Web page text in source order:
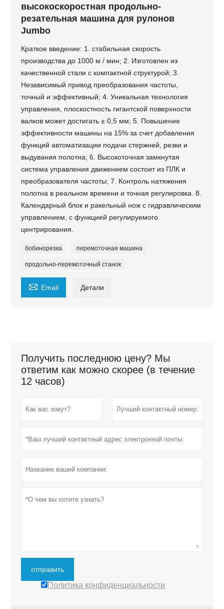
высокоскоростная продольно-
резательная машина для рулонов
Jumbo
Краткое введение: 1. стабильная скорость
производства до 1000 м / мин; 2. Изготовлен из
качественной стали с компактной структурой; 3.
Независимый привод преобразования частоты,
точный и эффективный; 4. Уникальная технология
управления, плоскостность гигантской поверхности
валков может достигать ± 0,5 мм; 5. Повышение
эффективности машины на 15% за счет добавления
функций автоматизации подачи стержней, резки и
выдувания полотна; 6. Высокоточная замкнутая
система управления движением состоит из ПЛК и
преобразователя частоты; 7. Контроль натяжения
полотна в реальном времени и точная регулировка. 8.
Календарный блок и ракельный нож с гидравлическим
управлением, с функцией регулируемого
центрирования.
бобинорезка перемоточная машина
продольно-перемоточный станок
 Email Детали
Получить последнюю цену? Мы
ответим как можно скорее (в течение
12 часов)
отправить
Политика конфиденциальности